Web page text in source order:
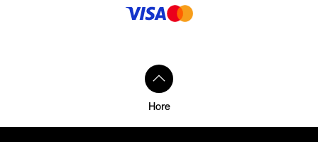
Spôsoby platby